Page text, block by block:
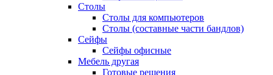
Столы
Столы для компьютеров
Столы (составные части бандлов)
Сейфы
Сейфы офисные
Мебель другая
Готовые решения